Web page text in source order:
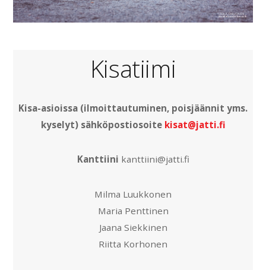
Kisatiimi
Kisa-asioissa (ilmoittautuminen, poisjäännit yms.
kyselyt) sähköpostiosoite kisat@jatti.fi
Kanttiini kanttiini@jatti.fi
Milma Luukkonen
Maria Penttinen
Jaana Siekkinen
Riitta Korhonen